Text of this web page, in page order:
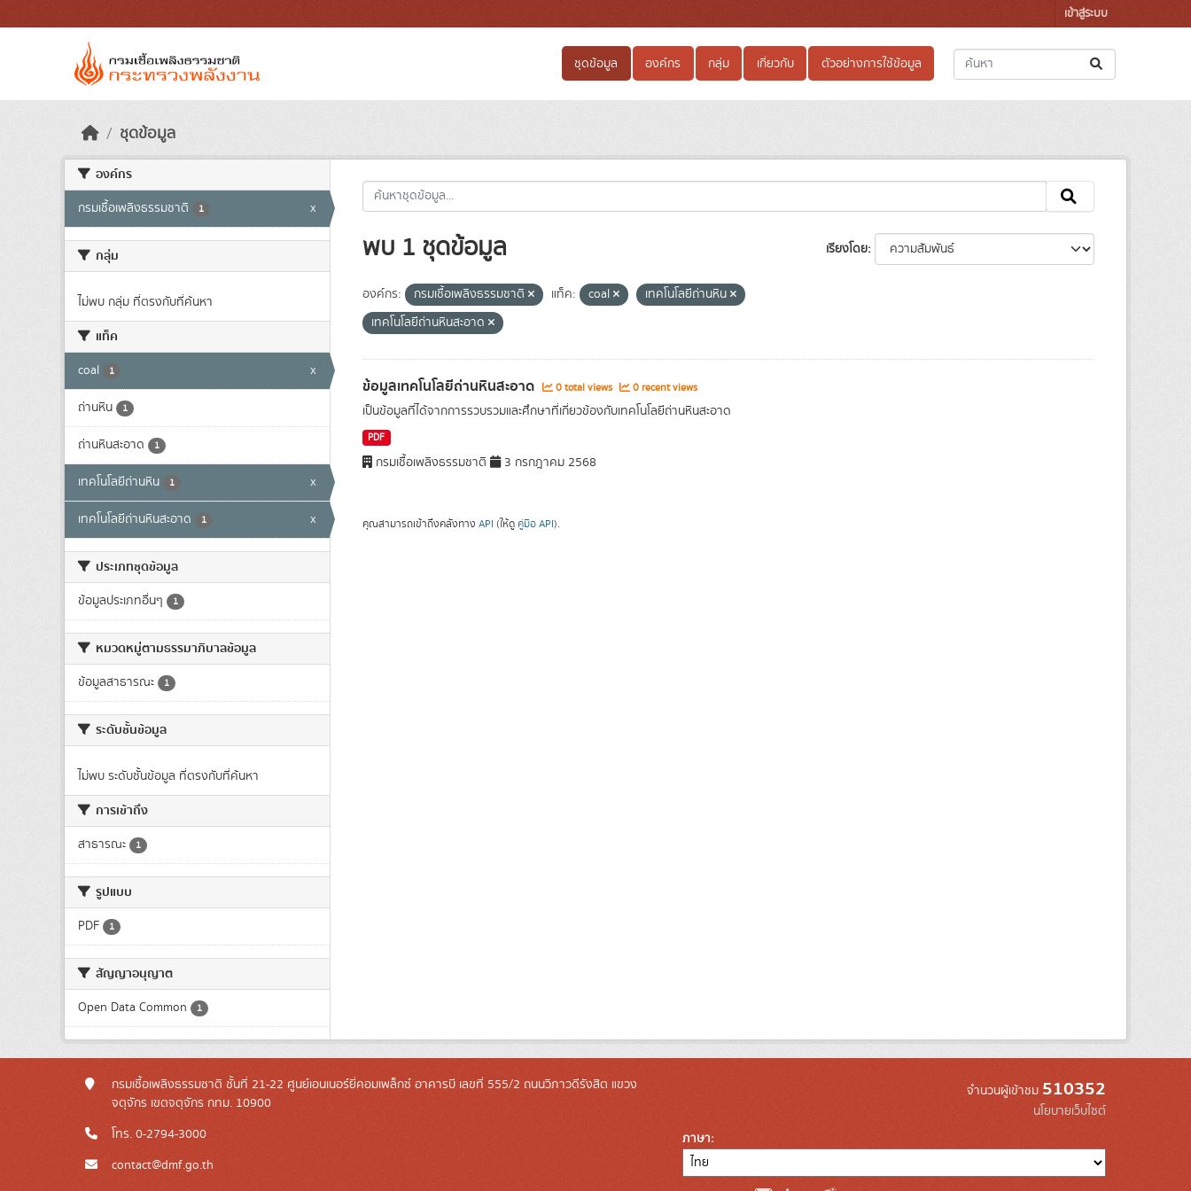
เข้าสู่ระบบ
ชุดข้อมูล องค์กร กลุ่ม เกี่ยวกับ ตัวอย่างการใช้ข้อมูล
ชุดข้อมูล
องค์กร
กรมเชื้อเพลิงธรรมชาติ 1 x
กลุ่ม
ไม่พบ กลุ่ม ที่ตรงกับที่ค้นหา
แท็ค
coal 1 x
ถ่านหิน 1
ถ่านหินสะอาด 1
เทคโนโลยีถ่านหิน 1 x
เทคโนโลยีถ่านหินสะอาด 1 x
ประเภทชุดข้อมูล
ข้อมูลประเภทอื่นๆ 1
หมวดหมู่ตามธรรมาภิบาลข้อมูล
ข้อมูลสาธารณะ 1
ระดับชั้นข้อมูล
ไม่พบ ระดับชั้นข้อมูล ที่ตรงกับที่ค้นหา
การเข้าถึง
สาธารณะ 1
รูปแบบ
PDF 1
สัญญาอนุญาต
Open Data Common 1
เรียงโดย
พบ 1 ชุดข้อมูล
องค์กร: กรมเชื้อเพลิงธรรมชาติ แท็ค: coal
เทคโนโลยีถ่านหิน
เทคโนโลยีถ่านหินสะอาด
ข้อมูลเทคโนโลยีถ่านหินสะอาด 0 total views 0 recent views
เป็นข้อมูลที่ได้จากการรวบรวมและศึกษาที่เกี่ยวข้องกับเทคโนโลยีถ่านหินสะอาด
PDF
กรมเชื้อเพลิงธรรมชาติ 3 กรกฎาคม 2568
คุณสามารถเข้าถึงคลังทาง API (ให้ดู คู่มือ API).
กรมเชื้อเพลิงธรรมชาติ ชั้นที่ 21-22 ศูนย์เอนเนอร์ยี่คอมเพล็กซ์ อาคารบี เลขที่ 555/2 ถนนวิภาวดีรังสิต แขวง
จตุจักร เขตจตุจักร กทม. 10900
โทร. 0-2794-3000
contact@dmf.go.th
จำนวนผู้เข้าชม 510352
นโยบายเว็บไซต์
ภาษา